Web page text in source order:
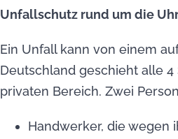
Unfallschutz rund um die
Ein Unfall kann von einem
Deutschland geschieht alle
privaten Bereich. Zwei
Handwerker, die wegen